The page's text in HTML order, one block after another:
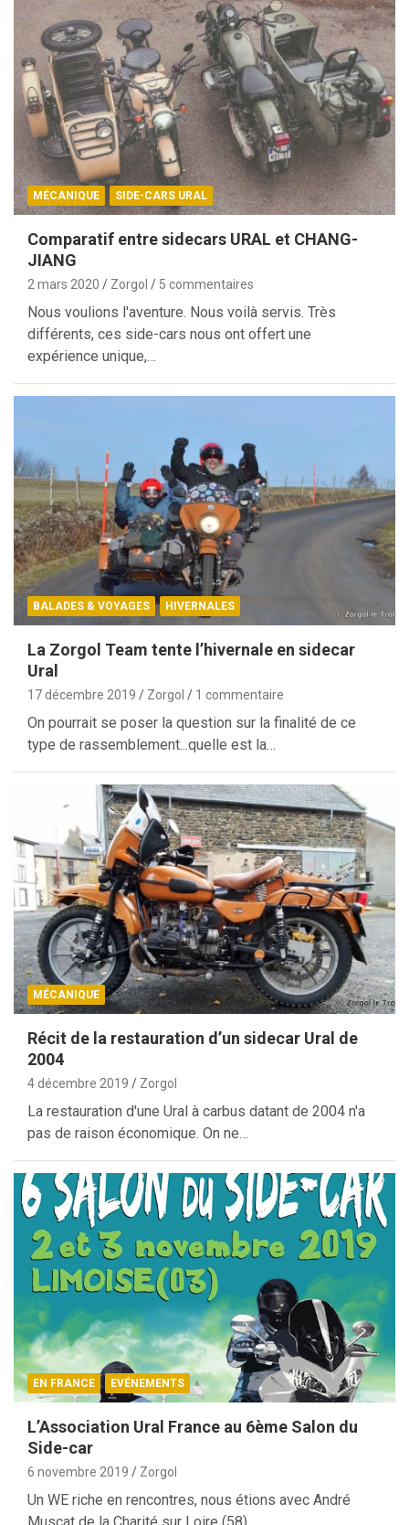
MÉCANIQUE SIDE-CARS URAL
Comparatif entre sidecars URAL et CHANG-
JIANG
2 mars 2020 Zorgol 5 commentaires
Nous voulions l'aventure. Nous voilà servis. Très
différents, ces side-cars nous ont offert une
expérience unique,…
BALADES & VOYAGES HIVERNALES
La Zorgol Team tente l’hivernale en sidecar
Ural
17 décembre 2019 Zorgol 1 commentaire
On pourrait se poser la question sur la finalité de ce
type de rassemblement...quelle est la…
MÉCANIQUE
Récit de la restauration d’un sidecar Ural de
2004
4 décembre 2019 Zorgol
La restauration d'une Ural à carbus datant de 2004 n'a
pas de raison économique. On ne…
EN FRANCE EVÉNEMENTS
L’Association Ural France au 6ème Salon du
Side-car
6 novembre 2019 Zorgol
Un WE riche en rencontres, nous étions avec André
Muscat de la Charité sur Loire (58)…